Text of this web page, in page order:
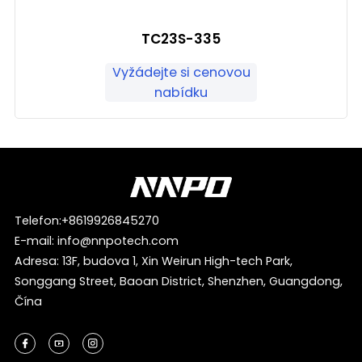
TC23S-335
Vyžádejte si cenovou
nabídku
Telefon:+8619926845270
E-mail: info@nnpotech.com
Adresa: 13F, budova 1, Xin Weirun High-tech Park,
Songgang Street, Baoan District, Shenzhen, Guangdong,
Čína